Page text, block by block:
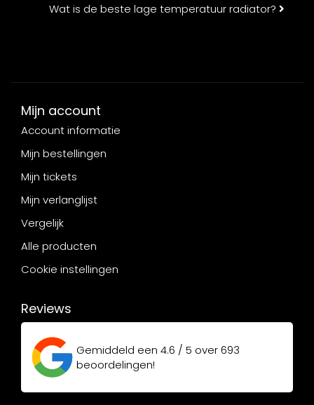
Wat is de beste lage temperatuur radiator?
Mijn account
Account informatie
Mijn bestellingen
Mijn tickets
Mijn verlanglijst
Vergelijk
Alle producten
Cookie instellingen
Reviews
Gemiddeld een 4.6 / 5 over693
beoordelingen!